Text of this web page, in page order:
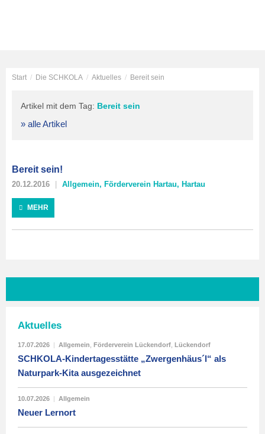
Start / Die SCHKOLA / Aktuelles / Bereit sein
Artikel mit dem Tag: Bereit sein
» alle Artikel
Bereit sein!
20.12.2016 Allgemein, Förderverein Hartau, Hartau
MEHR
Aktuelles
17.07.2026 | Allgemein Förderverein Lückendorf Lückendorf
SCHKOLA-Kindertagesstätte „Zwergenhäus´l“ als
Naturpark-Kita ausgezeichnet
10.07.2026 | Allgemein
Neuer Lernort